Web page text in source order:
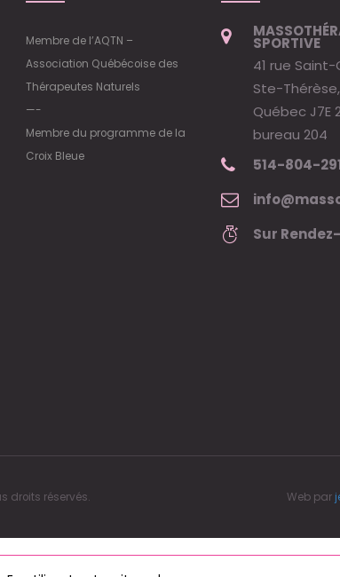
Membre de l’AQTN –
Association Québécoise des
Thérapeutes Naturels
—-
Membre du programme de la
Croix Bleue
SPORTIVE
41 rue Saint-
Ste-Thérèse,
Québec J7E
bureau 204
514-804-
Sur
droits réservés. Web par